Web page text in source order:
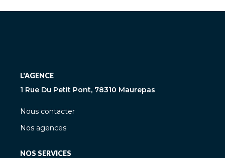
L'AGENCE
1 Rue Du Petit Pont, 78310 Maurepas
Nous contacter
Nos agences
NOS SERVICES